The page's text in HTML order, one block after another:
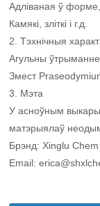
Адліваная ў
Камякі, зліткі і г.д.
2. Тэхнічныя
Агульны
Змест
3. Мэта
У асноўным
матэрыялаў
Брэнд: Xinglu Chem
Email: